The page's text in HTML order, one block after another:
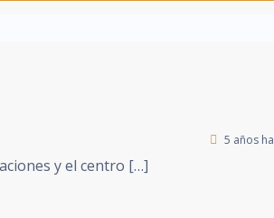
5 años
y el centro […]